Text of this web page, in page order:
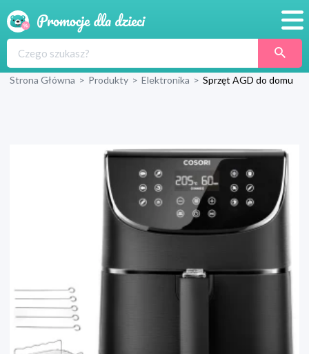
Produkty
Blog
Wyprawka
Strona Główna > Produkty > Elektronika > Sprzęt AGD do domu